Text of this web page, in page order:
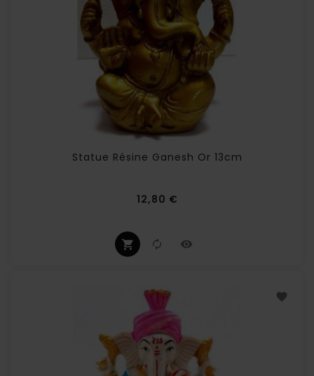
Statue Résine Ganesh Or 13cm
12,80 €